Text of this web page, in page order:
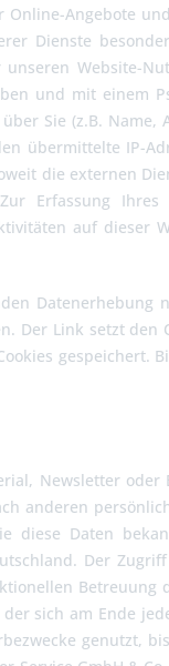
Online-Angebote
Dienste
Website-
und mit einem
Sie (z.B.
übermittelte IP-
die externen
Erfassung
auf dieser
Der Link setzt
gespeichert.
Newsletter oder
anderen
diese Daten
Der
Betreuung
sich am Ende
genutzt,